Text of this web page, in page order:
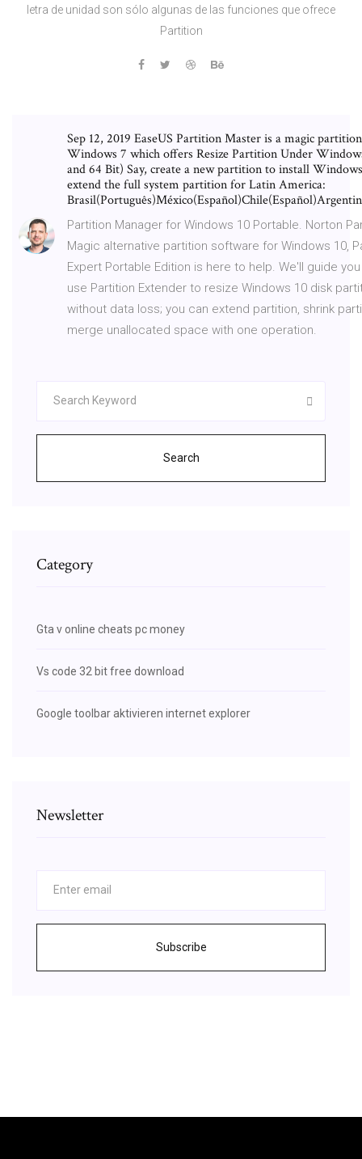
letra de unidad son sólo algunas de las funciones que ofrece
Partition
Sep 12, 2019 EaseUS Partition Master is a magic
Windows 7 which offers Resize Partition Under
and 64 Bit) Say, create a new partition to install
extend the full system partition for Latin America:
Partition Manager for Windows 10 Portable. Norton
Magic alternative partition software for Windows 10,
Expert Portable Edition is here to help. We'll guide
use Partition Extender to resize Windows 10 disk
without data loss; you can extend partition, shrink
merge unallocated space with one operation.
Search
Category
Gta v online cheats pc money
Vs code 32 bit free download
Google toolbar aktivieren internet explorer
Newsletter
Subscribe